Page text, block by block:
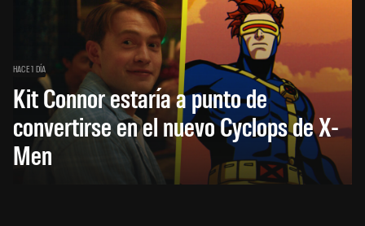
HACE 1 DÍA
Kit Connor estaría a punto de
convertirse en el nuevo Cyclops de X-
Men